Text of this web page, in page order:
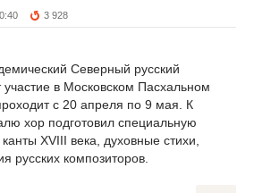
3 928
Северный русский
в Московском Пасхальном
с 20 апреля по 9 мая. К
хор подготовил специальную
XVIII века, духовные стихи,
русских композиторов.